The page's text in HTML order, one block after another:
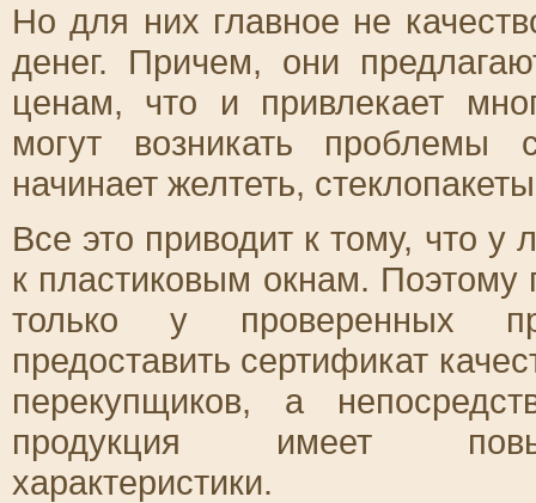
Но для них главное не
денег. Причем, они
ценам, что и привлекает
могут возникать
начинает желтеть,
Все это приводит к тому, что у
к пластиковым окнам. Поэтому
только у проверенных
предоставить сертификат
перекупщиков, а
продукция имеет
характеристики.